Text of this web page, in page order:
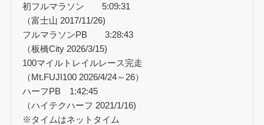
初フルマラソン 5:09:31
（富士山 2017/11/26)
フルマラソンPB 3:28:43
（板橋City 2026/3/15)
100マイルトレイルレース完走
（Mt.FUJI100 2026/4/24～26）
ハーフPB 1:42:45
（ハイテクハーフ 2021/1/16)
※タイムはネットタイム